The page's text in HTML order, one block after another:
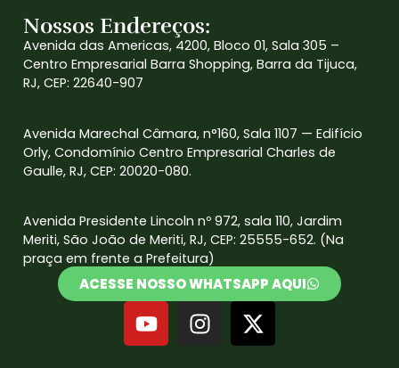
Nossos Endereços:
Avenida das Americas, 4200, Bloco 01, Sala 305 –
Centro Empresarial Barra Shopping, Barra da Tijuca,
RJ, CEP: 22640-907
Avenida Marechal Câmara, n°160, Sala 1107 — Edifício
Orly, Condomínio Centro Empresarial Charles de
Gaulle, RJ, CEP: 20020-080.
Avenida Presidente Lincoln nº 972, sala 110, Jardim
Meriti, São João de Meriti, RJ, CEP: 25555-652. (Na
praça em frente a Prefeitura)
ACESSE NOSSO WHATSAPP AQUI